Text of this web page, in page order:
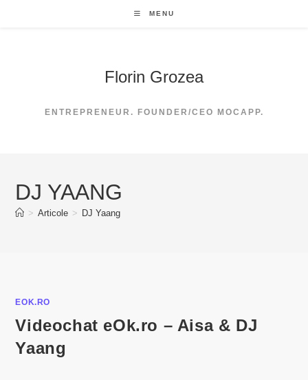
MENU
Florin Grozea
ENTREPRENEUR. FOUNDER/CEO MOCAPP.
DJ YAANG
> Articole > DJ Yaang
EOK.RO
Videochat eOk.ro – Aisa & DJ
Yaang